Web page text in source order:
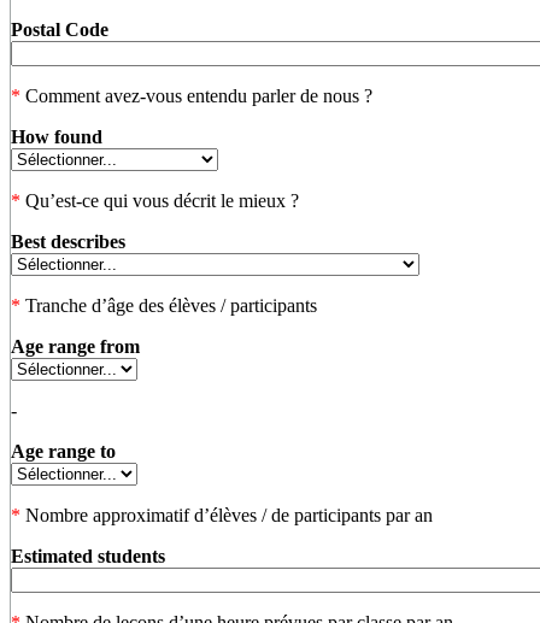
Postal Code
* Comment avez-vous entendu parler de nous ?
How found
* Qu’est-ce qui vous décrit le mieux ?
Best describes
* Tranche d’âge des élèves / participants
Age range from
-
Age range to
* Nombre approximatif d’élèves / de participants par an
Estimated students